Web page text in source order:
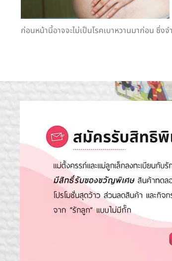
ก่อนหน้านี้อาจจะไม่เป็นโรคเบาหวานมาก่อน ซึ่งจ